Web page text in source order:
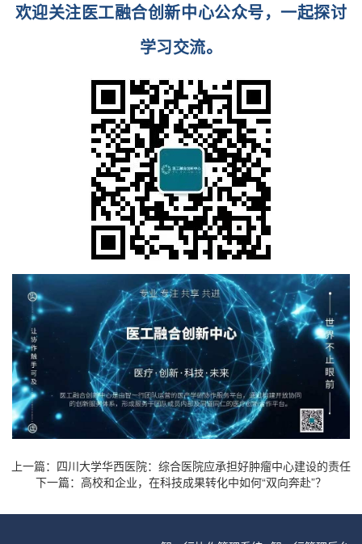
欢迎关注医工融合创新中心公众号，一起探讨
学习交流。
上一篇： 四川大学华西医院：综合医院应承担好肿瘤中心建设的责任
下一篇： 高校和企业，在科技成果转化中如何“双向奔赴”？